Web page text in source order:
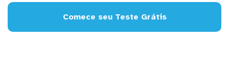
Comece seu Teste Grátis